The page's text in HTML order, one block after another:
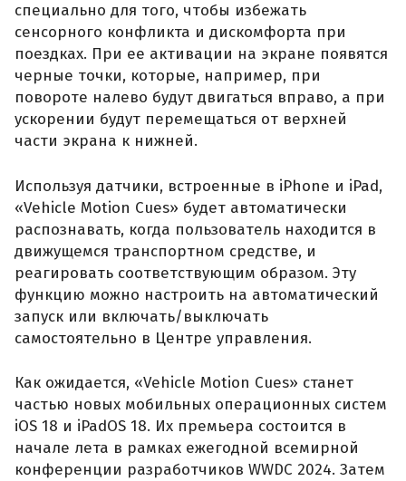
специально для того, чтобы избежать
сенсорного конфликта и дискомфорта при
поездках. При ее активации на экране появятся
черные точки, которые, например, при
повороте налево будут двигаться вправо, а при
ускорении будут перемещаться от верхней
части экрана к нижней.
Используя датчики, встроенные в iPhone и iPad,
«Vehicle Motion Cues» будет автоматически
распознавать, когда пользователь находится в
движущемся транспортном средстве, и
реагировать соответствующим образом. Эту
функцию можно настроить на автоматический
запуск или включать/выключать
самостоятельно в Центре управления.
Как ожидается, «Vehicle Motion Cues» станет
частью новых мобильных операционных систем
iOS 18 и iPadOS 18. Их премьера состоится в
начале лета в рамках ежегодной всемирной
конференции разработчиков WWDC 2024. Затем